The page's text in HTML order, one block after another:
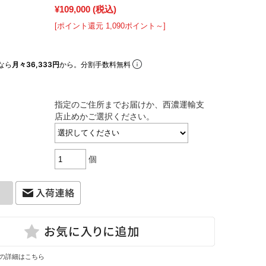
¥109,000 (税込)
[ポイント還元 1,090ポイント～]
ら 月々36,333円から。分割手数料無料
指定のご住所までお届けか、西濃運輸支
店止めかご選択ください。
個
詳細はこちら